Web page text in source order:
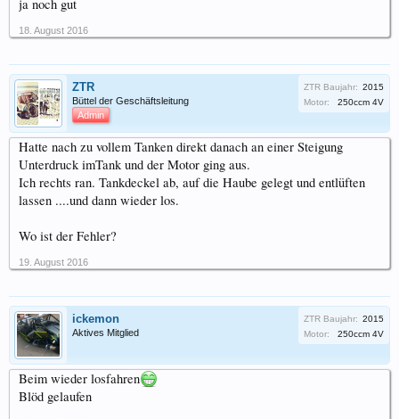
ja noch gut
18. August 2016
ZTR
Büttel der Geschäftsleitung
Admin
ZTR Baujahr: 2015
Motor:
250ccm 4V
Hatte nach zu vollem Tanken direkt danach an einer Steigung
Unterdruck imTank und der Motor ging aus.
Ich rechts ran. Tankdeckel ab, auf die Haube gelegt und entlüften
lassen ....und dann wieder los.
Wo ist der Fehler?
19. August 2016
ickemon
Aktives Mitglied
ZTR Baujahr: 2015
Motor:
250ccm 4V
Beim wieder losfahren
Blöd gelaufen